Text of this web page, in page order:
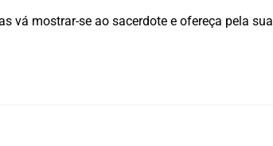
vá mostrar-se ao sacerdote e ofereça pela sua